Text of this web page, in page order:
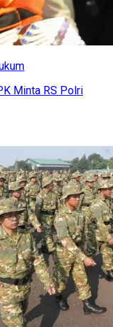
Minta RS Polri